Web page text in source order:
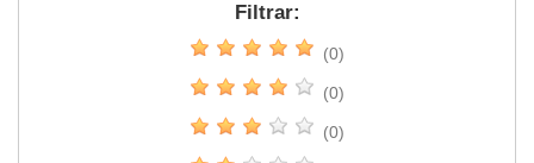
Filtrar:
(0)
(0)
(0)